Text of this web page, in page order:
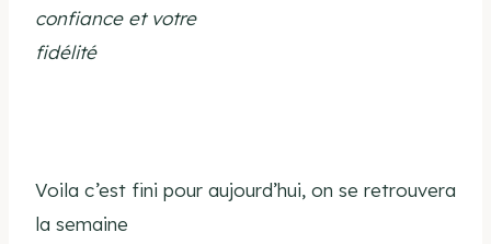
confiance et votre
fidélité
Voila c’est fini pour aujourd’hui, on se retrouvera
la semaine